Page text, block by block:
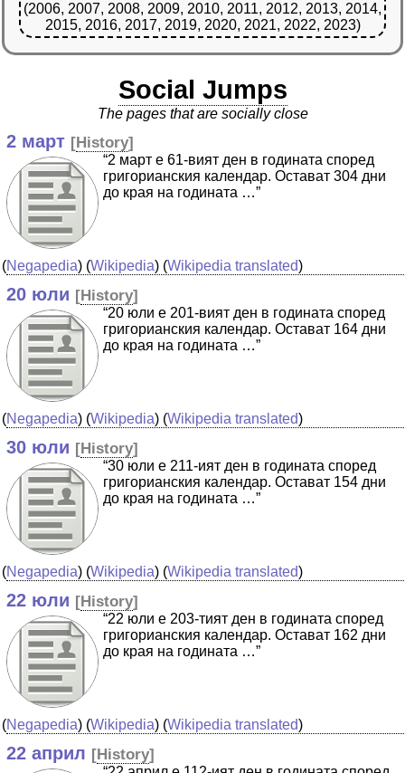
(2006, 2007, 2008, 2009, 2010, 2011, 2012, 2013, 2014,
2015, 2016, 2017, 2019, 2020, 2021, 2022, 2023)
Social Jumps
The pages that are socially close
2 март [History]
“2 март е 61-вият ден в годината според
григорианския календар. Остават 304 дни
до края на годината …”
(Negapedia) (Wikipedia) (Wikipedia translated)
20 юли [History]
“20 юли е 201-вият ден в годината според
григорианския календар. Остават 164 дни
до края на годината …”
(Negapedia) (Wikipedia) (Wikipedia translated)
30 юли [History]
“30 юли е 211-ият ден в годината според
григорианския календар. Остават 154 дни
до края на годината …”
(Negapedia) (Wikipedia) (Wikipedia translated)
22 юли [History]
“22 юли е 203-тият ден в годината според
григорианския календар. Остават 162 дни
до края на годината …”
(Negapedia) (Wikipedia) (Wikipedia translated)
22 април [History]